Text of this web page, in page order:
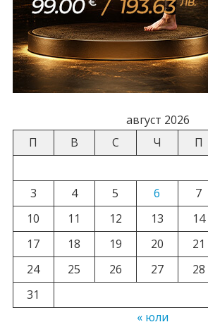
август 2026
П
В С Ч П
3
4 5 6 7
10
11 12 13 14
17
18 19 20 21
24
25 26 27 28
31
« юли